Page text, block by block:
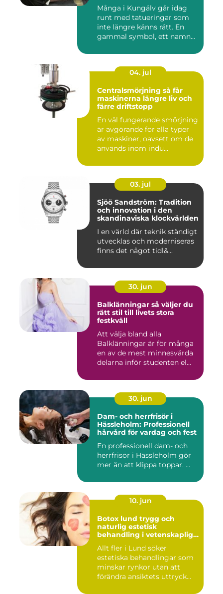
Många i Kungälv går idag
runt med tatueringar som
inte längre känns rätt. En
gammal symbol, ett namn...
04. jul
Centralsmörjning så får
maskinerna längre liv och
färre driftstopp
En väl fungerande smörjning
är avgörande för alla typer
av maskiner, oavsett om de
används inom indu...
03. jul
Sjöö Sandström: Tradition
och innovation i den
skandinaviska klockvärlden
I en värld där teknik ständigt
utvecklas och moderniseras
finns det något tidl&...
30. jun
Balklänningar så väljer du
rätt stil till livets stora
festkväll
Att välja bland alla
Balklänningar är för många
en av de mest minnesvärda
delarna inför studenten el...
30. jun
Dam- och herrfrisör i
Hässleholm: Professionell
hårvård för vardag och fest
En professionell dam- och
herrfrisör i Hässleholm gör
mer än att klippa toppar. ...
10. jun
Botox lund trygg och
naturlig estetisk
behandling i vetenskaplig
Allt fler i Lund söker
estetiska behandlingar som
minskar rynkor utan att
förändra ansiktets uttryck...